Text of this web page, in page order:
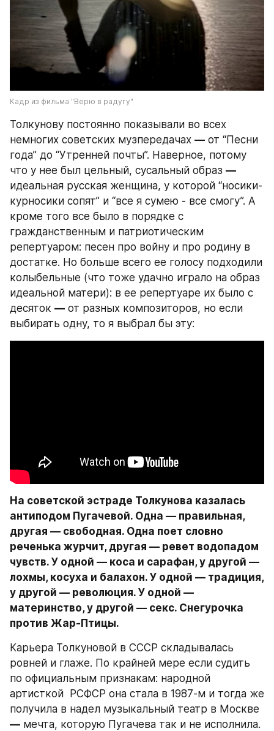
Кадр из фильма "Верю в радугу"
Толкунову постоянно показывали во всех
немногих советских музпередачах — от “Песни
года” до “Утренней почты”. Наверное, потому
что у нее был цельный, сусальный образ —
идеальная русская женщина, у которой “носики-
курносики сопят” и “все я сумею - все смогу”. А
кроме того все было в порядке с
гражданственным и патриотическим
репертуаром: песен про войну и про родину в
достатке. Но больше всего ее голосу подходили
колыбельные (что тоже удачно играло на образ
идеальной матери): в ее репертуаре их было с
десяток — от разных композиторов, но если
выбирать одну, то я выбрал бы эту:
На советской эстраде Толкунова казалась
антиподом Пугачевой. Одна — правильная,
другая — свободная. Одна поет словно
реченька журчит, другая — ревет водопадом
чувств. У одной — коса и сарафан, у другой —
лохмы, косуха и балахон. У одной — традиция,
у другой — революция. У одной —
материнство, у другой — секс. Снегурочка
против Жар-Птицы.
Карьера Толкуновой в СССР складывалась
ровней и глаже. По крайней мере если судить
по официальным признакам: народной
артисткой  РСФСР она стала в 1987-м и тогда же
— мечта, которую Пугачева так и не исполнила.